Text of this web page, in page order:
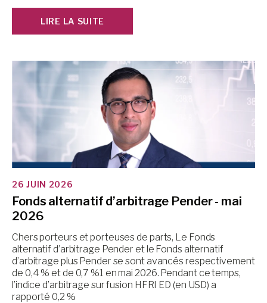
LIRE LA SUITE
26 JUIN 2026
Fonds alternatif d’arbitrage Pender - mai
2026
Chers porteurs et porteuses de parts, Le Fonds
alternatif d’arbitrage Pender et le Fonds alternatif
d’arbitrage plus Pender se sont avancés respectivement
de 0,4 % et de 0,7 %1 en mai 2026. Pendant ce temps,
l’indice d’arbitrage sur fusion HFRI ED (en USD) a
rapporté 0,2 %